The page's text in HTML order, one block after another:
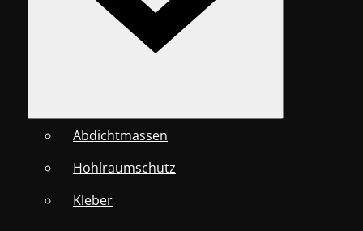
Abdichtmassen
Hohlraumschutz
Kleber